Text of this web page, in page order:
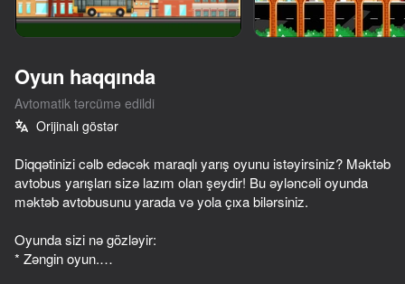
OYNA
Oyun haqqında
Avtomatik tərcümə edildi
Orijinalı göstər
Diqqətinizi cəlb edəcək maraqlı yarış oyunu istəyirsiniz? Məktəb
avtobus yarışları sizə lazım olan şeydir! Bu əyləncəli oyunda
məktəb avtobusunu yarada və yola çıxa bilərsiniz.
Oyunda sizi nə gözləyir:
* Zəngin oyun.